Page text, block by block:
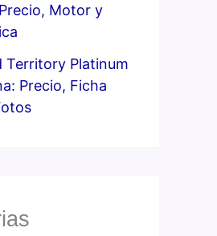
Motor y
Territory Platinum
Precio, Ficha